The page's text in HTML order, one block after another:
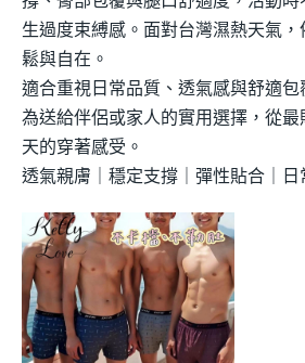
生過度束縛感。面對台灣濕熱天氣
鬆與自在。
適合重視日常品質、透氣感與舒適
為送給伴侶或家人的實用選擇，從
天的穿著感受。
透氣親膚｜穩定支撐｜彈性貼合｜日